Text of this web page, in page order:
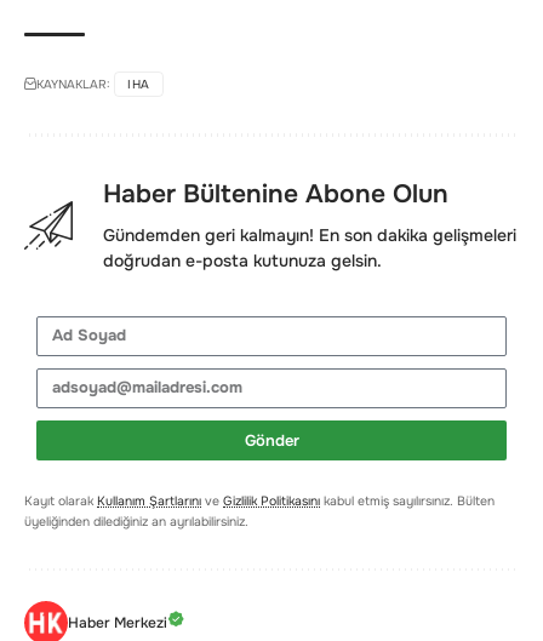
KAYNAKLAR: IHA
Haber Bültenine Abone Olun
Gündemden geri kalmayın! En son dakika gelişmeleri
doğrudan e-posta kutunuza gelsin.
Gönder
Kayıt olarak Kullanım Şartlarını ve Gizlilik Politikasını kabul etmiş sayılırsınız. Bülten
üyeliğinden dilediğiniz an ayrılabilirsiniz.
Haber Merkezi